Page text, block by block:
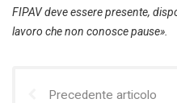
FIPAV deve essere presente,
lavoro che non conosce pause».
Precedente articolo